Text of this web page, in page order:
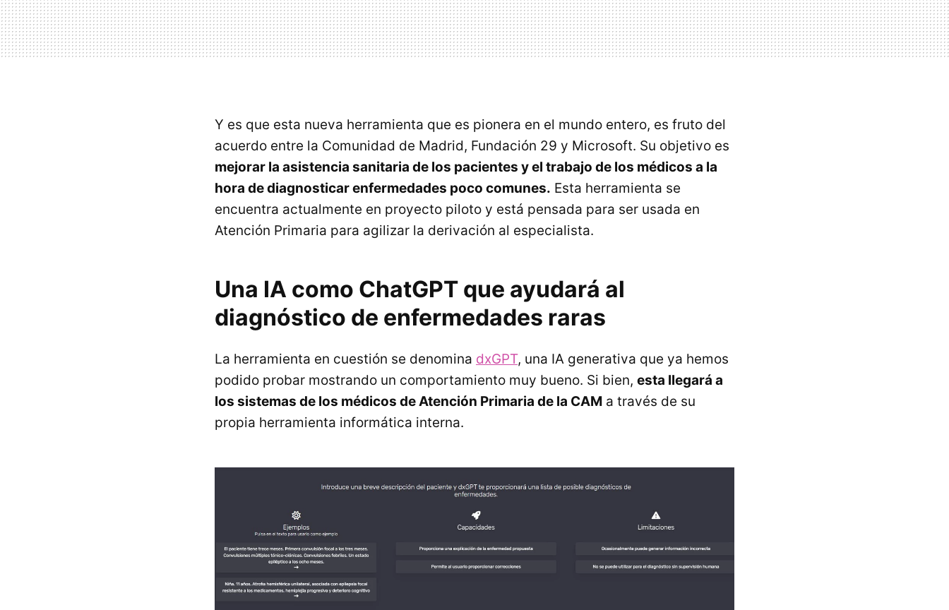
Y es que esta nueva herramienta que es pionera en el mundo entero, es fruto del
acuerdo entre la Comunidad de Madrid, Fundación 29 y Microsoft. Su objetivo es
mejorar la asistencia sanitaria de los pacientes y el trabajo de los médicos a la
hora de diagnosticar enfermedades poco comunes. Esta herramienta se
encuentra actualmente en proyecto piloto y está pensada para ser usada en
Atención Primaria para agilizar la derivación al especialista.
Una IA como ChatGPT que ayudará al
diagnóstico de enfermedades raras
La herramienta en cuestión se denomina dxGPT, una IA generativa que ya hemos
podido probar mostrando un comportamiento muy bueno. Si bien, esta llegará a
los sistemas de los médicos de Atención Primaria de la CAM a través de su
propia herramienta informática interna.